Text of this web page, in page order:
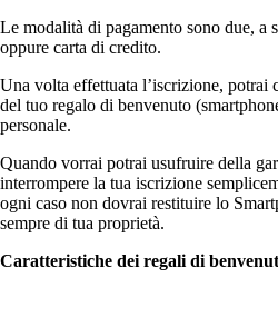
Le modalità di pagamento sono due, a
oppure carta di credito.
Una volta effettuata l’iscrizione, potrai
del tuo regalo di benvenuto
personale.
Quando vorrai potrai usufruire della
interrompere la tua iscrizione
ogni caso non dovrai restituire lo
sempre di tua proprietà.
Caratteristiche dei regali di